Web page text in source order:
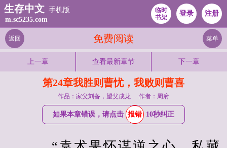
生存中文 手机版
m.sc5235.com
临时
书架
登录 注册
免费阅读
返回 菜单
上一章 查看最新章节 下一章
第24章我胜则曹忧，我败则曹喜
作品：家父刘备，望父成龙 作者：周府
如果本章错误，请点击 报错 10秒纠正